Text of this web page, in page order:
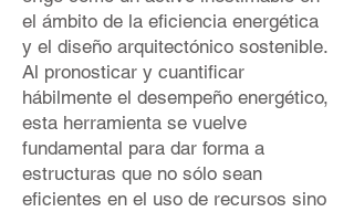
el ámbito de la eficiencia energética
y el diseño arquitectónico sostenible.
Al pronosticar y cuantificar
hábilmente el desempeño energético,
esta herramienta se vuelve
fundamental para dar forma a
estructuras que no sólo sean
eficientes en el uso de recursos sino